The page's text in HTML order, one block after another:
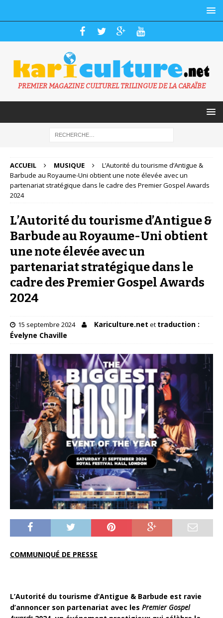
PREMIER MAGAZINE CULTUREL TRILINGUE DE LA CARAÏBE
ACCUEIL MUSIQUE
L’Autorité du tourisme d’Antigue &
Barbude au Royaume-Uni obtient une note élevée avec un
partenariat stratégique dans le cadre des Premier Gospel Awards
2024
L’Autorité du tourisme d’Antigue &
Barbude au Royaume-Uni obtient
une note élevée avec un
partenariat stratégique dans le
cadre des Premier Gospel Awards
2024
15 septembre 2024 Kariculture.net et traduction :
Évelyne Chaville
COMMUNIQUÉ DE PRESSE
L’Autorité du tourisme d’Antigue & Barbude est ravie
d’annoncer son partenariat avec les Premier Gospel